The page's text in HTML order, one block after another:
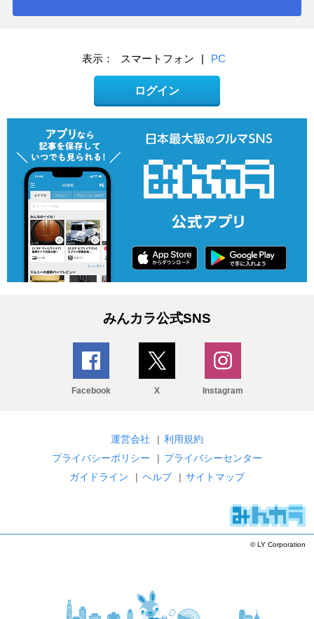
表示： スマートフォン | PC
ログイン
みんカラ公式SNS
Facebook X Instagram
運営会社 | 利用規約
プライバシーポリシー
| プライバシーセンター
ガイドライン
| ヘルプ | サイトマップ
© LY Corporation